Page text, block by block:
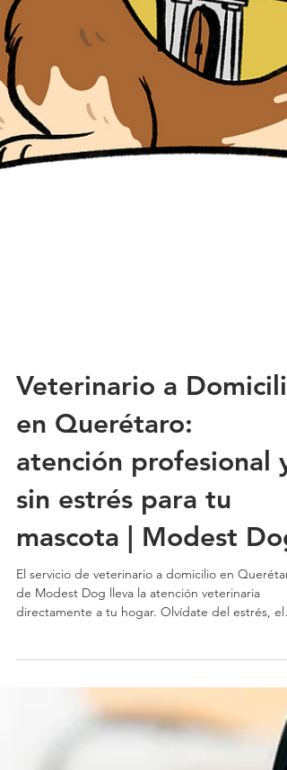
Veterinario a Domicilio
en Querétaro:
atención profesional y
sin estrés para tu
mascota | Modest Dog
El servicio de veterinario a domicilio en